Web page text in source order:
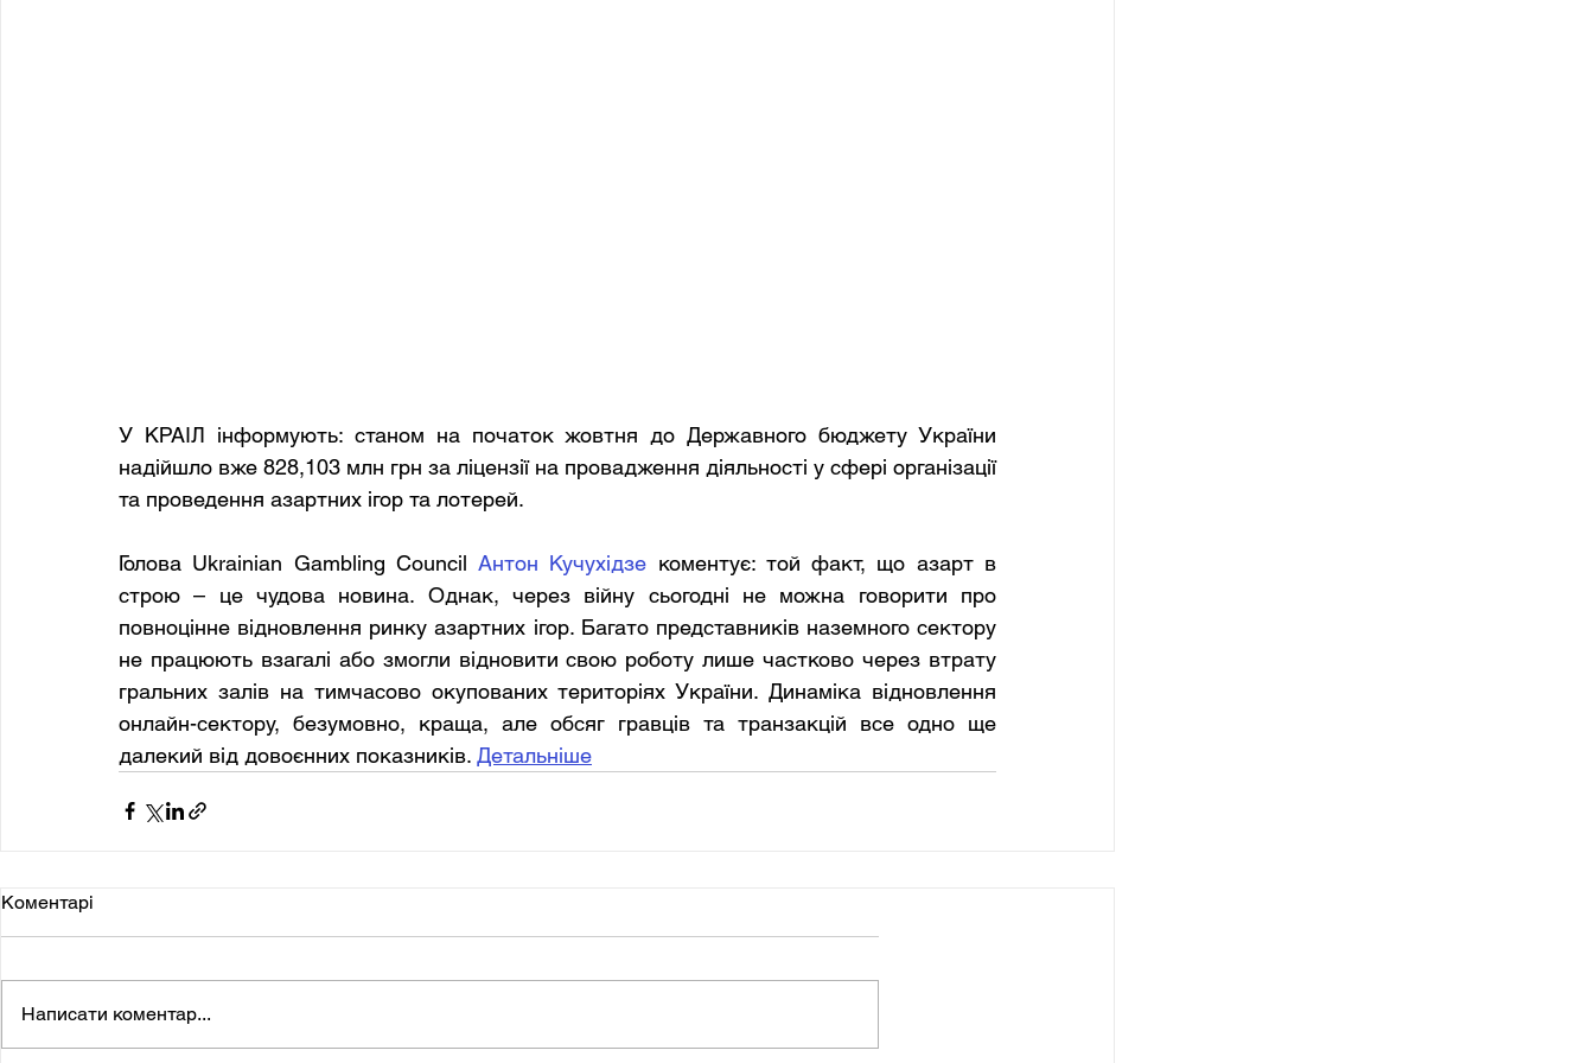
У КРАІЛ інформують: станом на початок жовтня до Державного бюджету України
надійшло вже 828,103 млн грн за ліцензії на провадження діяльності у сфері організації
та проведення азартних ігор та лотерей.
Голова Ukrainian Gambling Council Антон Кучухідзе коментує: той факт, що азарт в
строю – це чудова новина. Однак, через війну сьогодні не можна говорити про
повноцінне відновлення ринку азартних ігор. Багато представників наземного сектору
не працюють взагалі або змогли відновити свою роботу лише частково через втрату
гральних залів на тимчасово окупованих територіях України. Динаміка відновлення
онлайн-сектору, безумовно, краща, але обсяг гравців та транзакцій все одно ще
далекий від довоєнних показників. Детальніше
Коментарі
Написати коментар...